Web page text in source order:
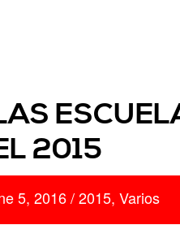
2015
5, 2016 /2015, Varios